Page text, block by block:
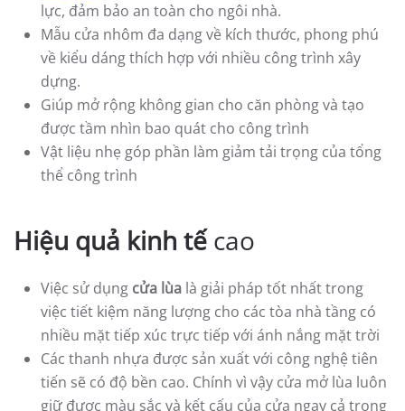
lực, đảm bảo an toàn cho ngôi nhà.
Mẫu cửa nhôm đa dạng về kích thước, phong phú
về kiểu dáng thích hợp với nhiều công trình xây
dựng.
Giúp mở rộng không gian cho căn phòng và tạo
được tầm nhìn bao quát cho công trình
Vật liệu nhẹ góp phần làm giảm tải trọng của tổng
thể công trình
Hiệu quả kinh tếcao
Việc sử dụng cửa lùa là giải pháp tốt nhất trong
việc tiết kiệm năng lượng cho các tòa nhà tầng có
nhiều mặt tiếp xúc trực tiếp với ánh nắng mặt trời
Các thanh nhựa được sản xuất với công nghệ tiên
tiến sẽ có độ bền cao. Chính vì vậy cửa mở lùa luôn
giữ được màu sắc và kết cấu của cửa ngay cả trong